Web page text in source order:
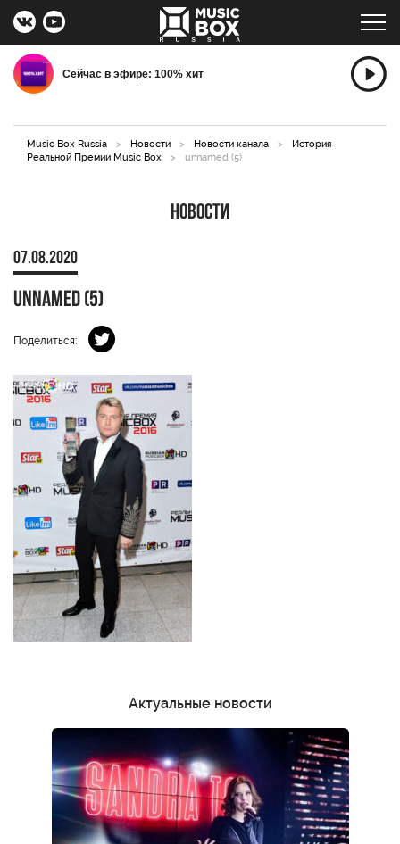
Сейчас в эфире: 100% хит
Music Box Russia > Новости > Новости канала >
История
Реальной Премии Music Box
> unnamed (5)
Новости
07.08.2020
unnamed (5)
Поделиться:
Актуальные новости